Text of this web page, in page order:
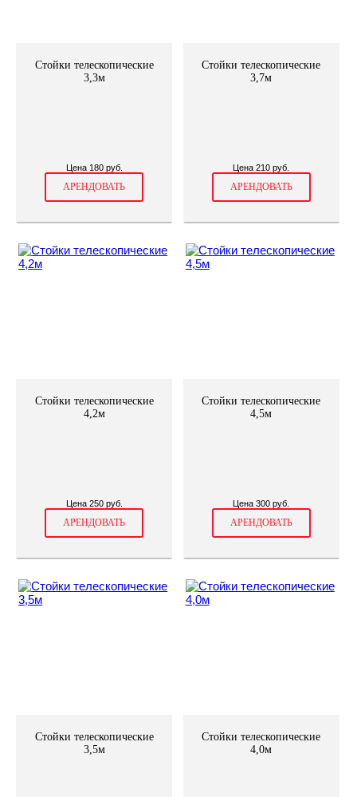
Стойки телескопические
3,3м
Цена 180 руб.
АРЕНДОВАТЬ
Стойки телескопические
3,7м
Цена 210 руб.
АРЕНДОВАТЬ
Стойки телескопические
4,2м
Цена 250 руб.
АРЕНДОВАТЬ
Стойки телескопические
4,5м
Цена 300 руб.
АРЕНДОВАТЬ
Стойки телескопические
3,5м
Стойки телескопические
4,0м